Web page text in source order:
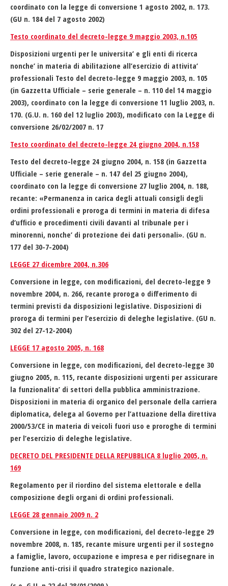
coordinato con la legge di conversione 1 agosto 2002, n. 173.
(GU n. 184 del 7 agosto 2002)
Testo coordinato del decreto-legge 9 maggio 2003, n.105
Disposizioni urgenti per le universita’ e gli enti di ricerca
nonche’ in materia di abilitazione all’esercizio di attivita’
professionali Testo del decreto-legge 9 maggio 2003, n. 105
(in Gazzetta Ufficiale – serie generale – n. 110 del 14 maggio
2003), coordinato con la legge di conversione 11 luglio 2003, n.
170. (G.U. n. 160 del 12 luglio 2003), modificato con la Legge di
conversione 26/02/2007 n. 17
Testo coordinato del decreto-legge 24 giugno 2004, n.158
Testo del decreto-legge 24 giugno 2004, n. 158 (in Gazzetta
Ufficiale – serie generale – n. 147 del 25 giugno 2004),
coordinato con la legge di conversione 27 luglio 2004, n. 188,
recante: «Permanenza in carica degli attuali consigli degli
ordini professionali e proroga di termini in materia di difesa
d’ufficio e procedimenti civili davanti al tribunale per i
minorenni, nonche’ di protezione dei dati personali». (GU n.
177 del 30-7-2004)
LEGGE 27 dicembre 2004, n.306
Conversione in legge, con modificazioni, del decreto-legge 9
novembre 2004, n. 266, recante proroga o differimento di
termini previsti da disposizioni legislative. Disposizioni di
proroga di termini per l’esercizio di deleghe legislative. (GU n.
302 del 27-12-2004)
LEGGE 17 agosto 2005, n. 168
Conversione in legge, con modificazioni, del decreto-legge 30
giugno 2005, n. 115, recante disposizioni urgenti per assicurare
la funzionalita’ di settori della pubblica amministrazione.
Disposizioni in materia di organico del personale della carriera
diplomatica, delega al Governo per l’attuazione della direttiva
2000/53/CE in materia di veicoli fuori uso e proroghe di termini
per l’esercizio di deleghe legislative.
DECRETO DEL PRESIDENTE DELLA REPUBBLICA 8 luglio 2005, n.
169
Regolamento per il riordino del sistema elettorale e della
composizione degli organi di ordini professionali.
LEGGE 28 gennaio 2009 n. 2
Conversione in legge, con modificazioni, del decreto-legge 29
novembre 2008, n. 185, recante misure urgenti per il sostegno
a famiglie, lavoro, occupazione e impresa e per ridisegnare in
funzione anti-crisi il quadro strategico nazionale.